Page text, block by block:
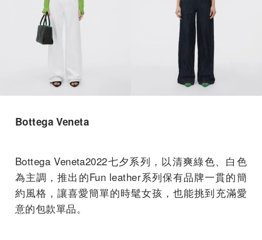
Bottega Veneta
Bottega Veneta2022七夕系列，以清爽綠色、白色
為主調，推出的Fun leather系列保有品牌一貫的簡
約風格，讓喜愛簡單的時髦女孩，也能挑到充滿愛
意的包款單品。